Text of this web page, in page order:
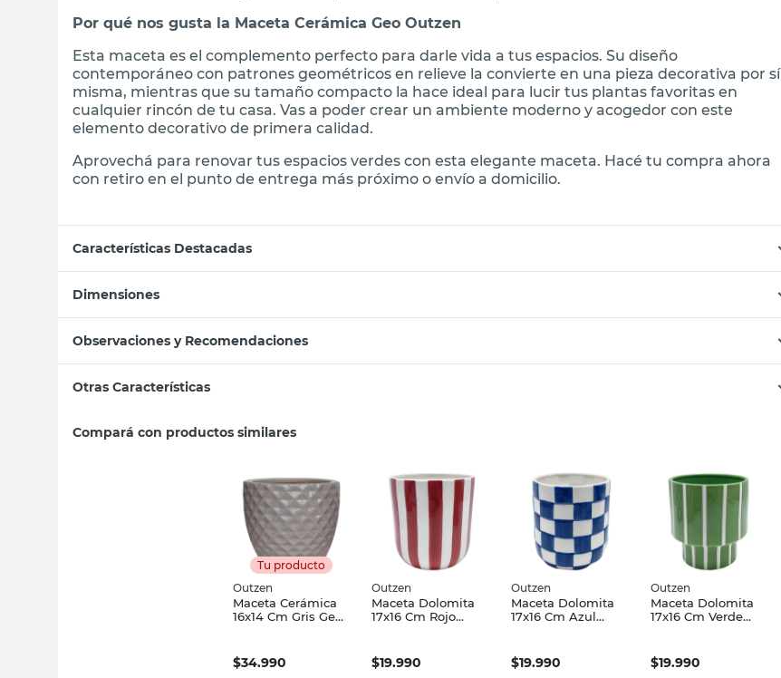
Por qué nos gusta la Maceta Cerámica Geo Outzen
Esta maceta es el complemento perfecto para darle vida a tus espacios. Su diseño
contemporáneo con patrones geométricos en relieve la convierte en una pieza decorativa por sí
misma, mientras que su tamaño compacto la hace ideal para lucir tus plantas favoritas en
cualquier rincón de tu casa. Vas a poder crear un ambiente moderno y acogedor con este
elemento decorativo de primera calidad.
Aprovechá para renovar tus espacios verdes con esta elegante maceta. Hacé tu compra ahora
con retiro en el punto de entrega más próximo o envío a domicilio.
Características Destacadas
Dimensiones
Observaciones y Recomendaciones
Otras Características
Compará con productos similares
Tu producto
Outzen
Maceta Cerámica
16x14 Cm Gris Geo
$34.990
Outzen
Maceta Dolomita
17x16 Cm Rojo
$19.990
Outzen
Maceta Dolomita
17x16 Cm Azul
$19.990
Outzen
Maceta Dolomita
17x16 Cm Verde
$19.990